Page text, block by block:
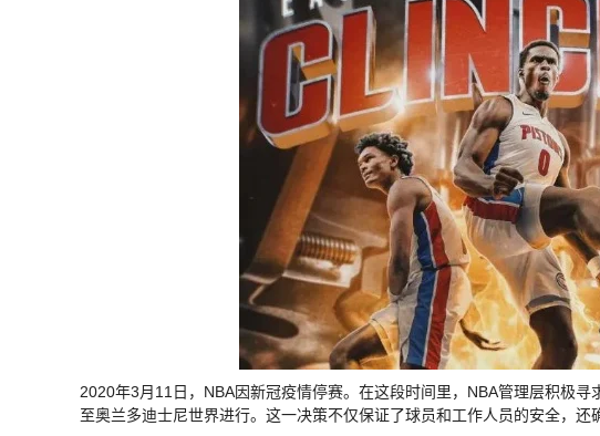
2020年3月11日，NBA因新冠疫情停赛。在这段时间里，NBA管理层积极
至奥兰多迪士尼世界进行。这一决策不仅保证了球员和工作人员的安全，还